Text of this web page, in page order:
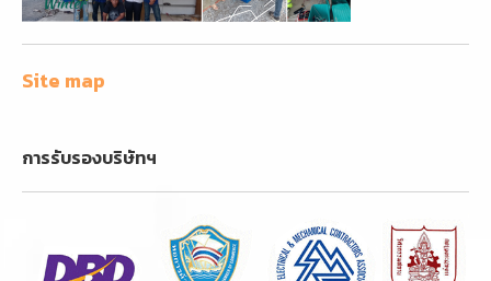
Site map
การรับรองบริษัทฯ